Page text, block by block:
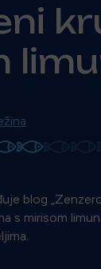
blog
s mirisom